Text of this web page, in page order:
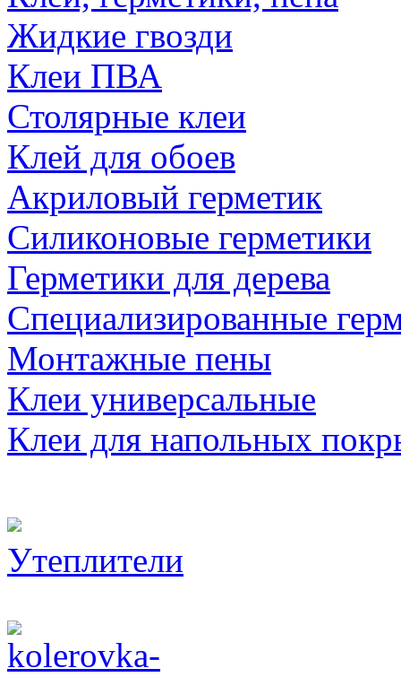
Жидкие гвозди
Клеи ПВА
Столярные клеи
Клей для обоев
Акриловый герметик
Силиконовые герметики
Герметики для дерева
Специализированные
Монтажные пены
Клеи универсальные
Клеи для напольных
Утеплители